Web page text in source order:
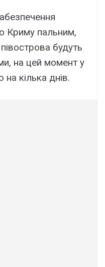
Криму пальним,
будуть
на цей момент у
кілька днів.